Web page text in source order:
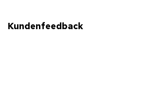
Kundenfeedback